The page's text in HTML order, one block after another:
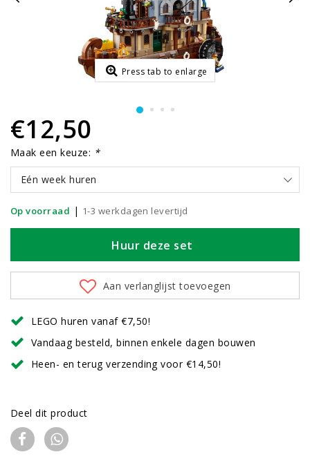
Press tab to enlarge
€12,50
Maak een keuze: *
Eén week huren
Op voorraad | 1-3 werkdagen levertijd
Huur deze set
Aan verlanglijst toevoegen
LEGO huren vanaf €7,50!
Vandaag besteld, binnen enkele dagen bouwen
Heen- en terug verzending voor €14,50!
Deel dit product